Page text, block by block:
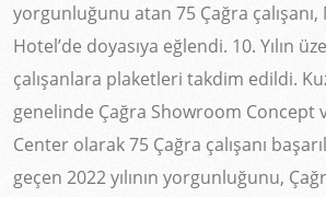
yorgunluğunu atan 75 Çağra çalışanı,
Hotel’de doyasıya eğlendi. 10. Yılın
çalışanlara plaketleri takdim edildi.
genelinde Çağra Showroom Concept
Center olarak 75 Çağra çalışanı
geçen 2022 yılının yorgunluğunu,